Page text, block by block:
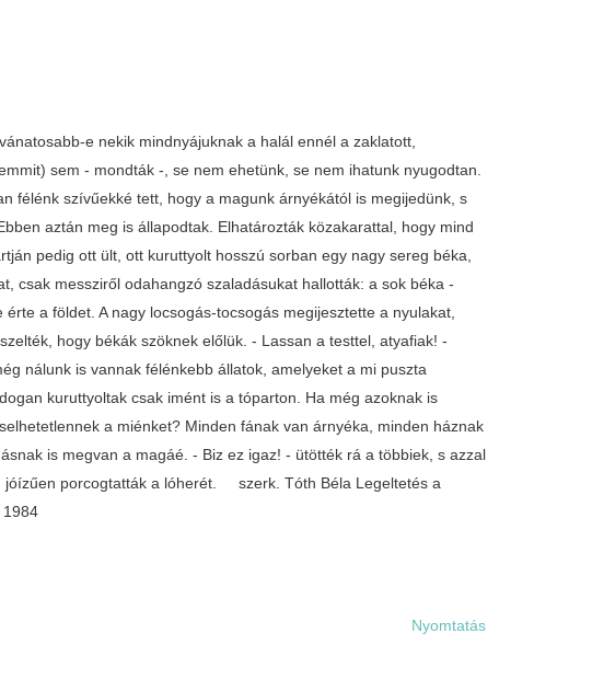
e nekik mindnyájuknak a halál ennél a zaklatott,
sem - mondták -, se nem ehetünk, se nem ihatunk nyugodtan.
félénk szívűekké tett, hogy a magunk árnyékától is megijedünk, s
aztán meg is állapodtak. Elhatározták közakarattal, hogy mind
pedig ott ült, ott kuruttyolt hosszú sorban egy nagy sereg béka,
csak messziről odahangzó szaladásukat hallották: a sok béka -
a földet. A nagy locsogás-tocsogás megijesztette a nyulakat,
hogy békák szöknek előlük. - Lassan a testtel, atyafiak! -
nálunk is vannak félénkebb állatok, amelyeket a mi puszta
kuruttyoltak csak imént is a tóparton. Ha még azoknak is
a miénket? Minden fának van árnyéka, minden háznak
is megvan a magáé. - Biz ez igaz! - ütötték rá a többiek, s azzal
jóízűen porcogtatták a lóherét. szerk. Tóth Béla Legeltetés a
1984
Nyomtatás